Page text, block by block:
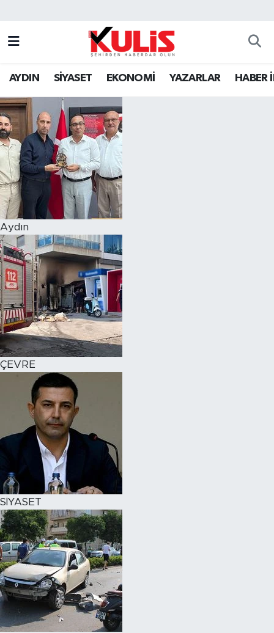
AYDIN SİYASET EKONOMİ YAZARLAR HABER
Aydın
ÇEVRE
SİYASET